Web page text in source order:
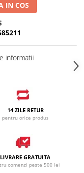
IN COS
informatii
14 ZILE RETUR
pentru orice produs
LIVRARE GRATUITA
comenzi peste 500 lei